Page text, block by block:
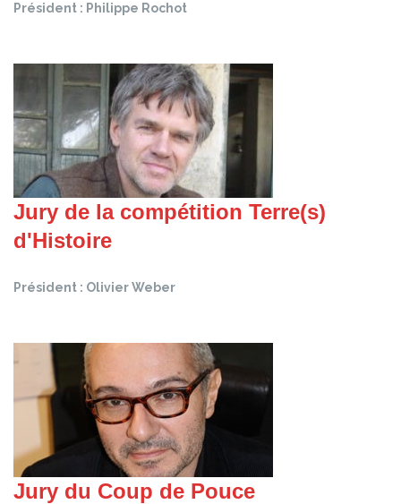
Président : Philippe Rochot
Jury de la compétition Terre(s)
d'Histoire
Président : Olivier Weber
Jury du Coup de Pouce